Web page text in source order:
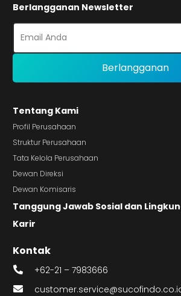
Berlangganan Newsletter
Tentang Kami
Profil Perusahaan
Struktur Perusahaan
Tata Kelola Perusahaan
Dewan Direksi
Dewan Komisaris
Tanggung Jawab Sosial dan
Karir
Kontak
+62-21 – 7983666